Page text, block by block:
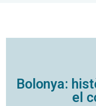
Bolonya:
el